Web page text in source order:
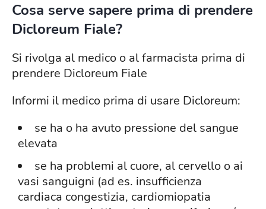
Cosa serve sapere prima di prendere
Dicloreum Fiale?
Si rivolga al medico o al farmacista prima di
prendere Dicloreum Fiale
Informi il medico prima di usare Dicloreum:
se ha o ha avuto pressione del sangue
elevata
se ha problemi al cuore, al cervello o ai
vasi sanguigni (ad es. insufficienza
cardiaca congestizia, cardiomiopatia